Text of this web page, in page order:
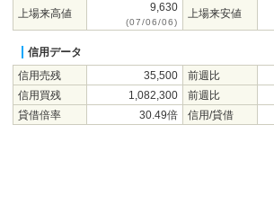
上場来高値 9,630
(07/06/06)
上場来安値
信用データ
信用売残
35,500 前週比
信用買残
1,082,300 前週比
貸借倍率
30.49倍 信用/貸借